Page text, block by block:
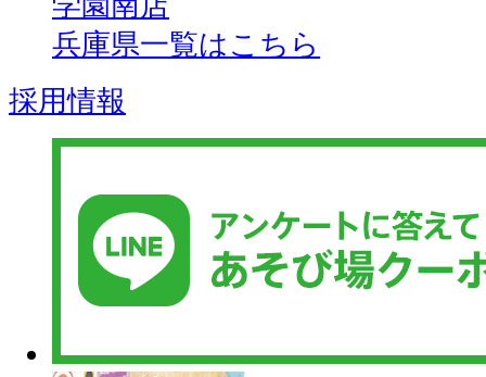
兵庫県一覧はこちら
採用情報